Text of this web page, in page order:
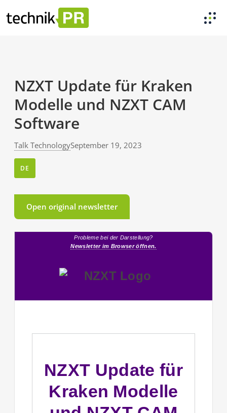
NZXT Update für Kraken
Modelle und NZXT CAM
Software
Talk TechnologySeptember 19, 2023
DE
Open original newsletter